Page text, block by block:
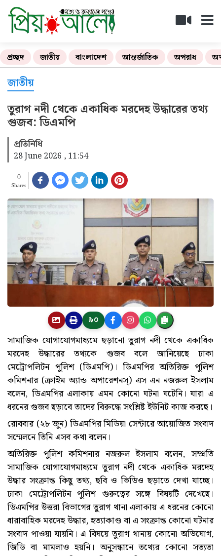
প্রচ্ছদ জাতীয় বাংলাদেশ আন্তর্জাতিক অপরাধ
জাতীয়
তুরাগ নদী থেকে একাধিক মরদেহ উদ্ধারের তথ্য
গুজব: ডিএমপি
প্রতিনিধি
28 June 2026 , 11:54
0
Shares
৯০
সামাজিক যোগাযোগমাধ্যমে ছড়ানো তুরাগ নদী থেকে একাধিক
মরদেহ উদ্ধারের তথ্যকে গুজব বলে জানিয়েছে ঢাকা
মেট্রোপলিটন পুলিশ (ডিএমপি)। ডিএমপির অতিরিক্ত পুলিশ
কমিশনার (ক্রাইম অ্যান্ড অপারেশনস্) এস এন নজরুল ইসলাম
বলেন, ডিএমপির এলাকায় এমন কোনো ঘটনা ঘটেনি। যারা এ
ধরনের গুজব ছড়াবে তাদের বিরুদ্ধে সংশ্লিষ্ট ইউনিট কাজ করছে।
রোববার (২৮ জুন) ডিএমপির মিডিয়া সেন্টারে আয়োজিত সংবাদ
সম্মেলনে তিনি এসব কথা বলেন।
অতিরিক্ত পুলিশ কমিশনার নজরুল ইসলাম বলেন, সম্প্রতি
সামাজিক যোগাযোগমাধ্যমে তুরাগ নদী থেকে একাধিক মরদেহ
উদ্ধার সংক্রান্ত কিছু তথ্য, ছবি ও ভিডিও ছড়াতে দেখা যাচ্ছে।
ঢাকা মেট্রোপলিটন পুলিশ গুরুত্বের সঙ্গে বিষয়টি দেখেছে।
ডিএমপির উত্তরা বিভাগের তুরাগ থানা এলাকায় এ ধরনের কোনো
ধারাবাহিক মরদেহ উদ্ধার, হত্যাকাণ্ড বা এ সংক্রান্ত কোনো ঘটনার
সংবাদ পাওয়া যায়নি। এ বিষয়ে তুরাগ থানায় কোনো অভিযোগ,
জিডি বা মামলাও হয়নি। অনুসন্ধানে তথ্যের কোনো সত্যতা